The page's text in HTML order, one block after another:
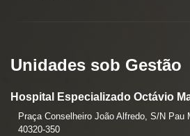
Unidades sob Gestão
Hospital Especializado Octávio
Praça Conselheiro João Alfredo, S/N Pau
40320-350